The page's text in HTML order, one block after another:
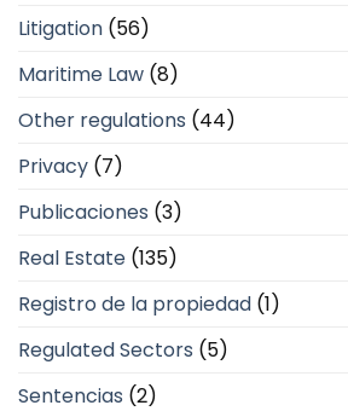
Litigation (56)
Maritime Law (8)
Other regulations (44)
Privacy (7)
Publicaciones (3)
Real Estate (135)
Registro de la propiedad (1)
Regulated Sectors (5)
Sentencias (2)